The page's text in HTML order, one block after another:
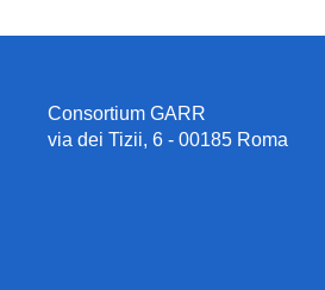
Consortium GARR
via dei Tizii, 6 - 00185 Roma